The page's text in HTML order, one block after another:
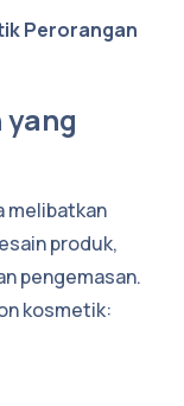
Perorangan
yang
melibatkan
produk,
pengemasan.
kosmetik: